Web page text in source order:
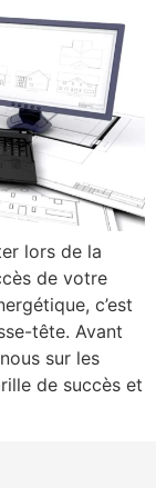
lors de la
de votre
c’est
tête. Avant
sur les
de succès et